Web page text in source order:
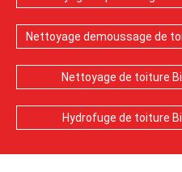
Nettoyage demoussage de
Nettoyage de toiture
Hydrofuge de toiture